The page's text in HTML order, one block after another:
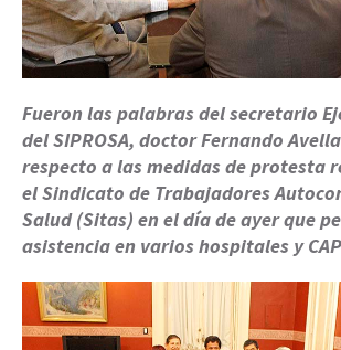
Fueron las palabras del secretario
del SIPROSA, doctor Fernando
respecto a las medidas de protesta
el Sindicato de Trabajadores
Salud (Sitas) en el día de ayer que
asistencia en varios hospitales y